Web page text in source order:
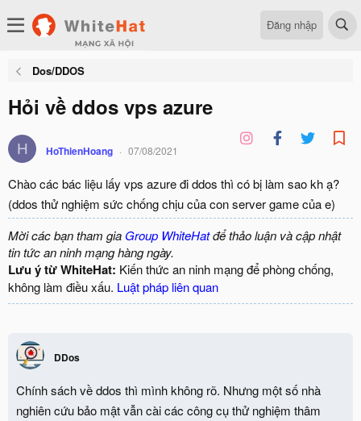
Đăng nhập
Dos/DDOS
Hỏi về ddos vps azure
H HoThienHoang 07/08/2021
Chào các bác liệu lấy vps azure đi ddos thì có bị làm sao kh ạ?
(ddos thử nghiệm sức chống chịu của con server game của e)
Mời các bạn tham gia Group WhiteHatđể thảo luận và cập nhật
tin tức an ninh mạng hàng ngày.
Lưu ý từ WhiteHat: Kiến thức an ninh mạng để phòng chống,
không làm điều xấu. Luật pháp liên quan
DDos
Chính sách về ddos thì mình không rõ. Nhưng một số nhà
nghiên cứu bảo mật vẫn cài các công cụ thử nghiệm thâm